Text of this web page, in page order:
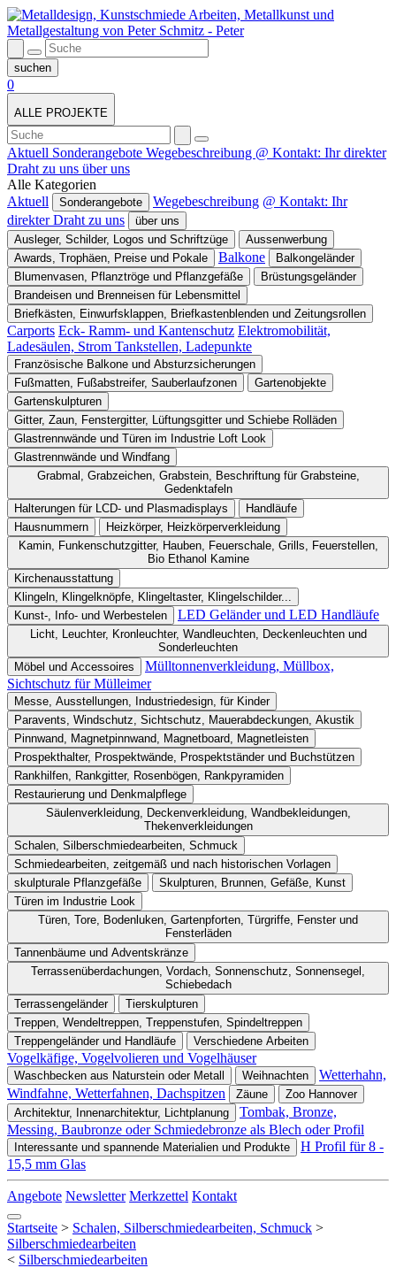
0
ALLE PROJEKTE
Aktuell Sonderangebote Wegebeschreibung @ Kontakt: Ihr direkter
Draht zu uns über uns
Alle Kategorien
Aktuell
Sonderangebote Wegebeschreibung @ Kontakt: Ihr
direkter Draht zu uns
über uns
Ausleger, Schilder, Logos und Schriftzüge
Aussenwerbung
Awards, Trophäen, Preise und Pokale
Balkone
Balkongeländer
Blumenvasen, Pflanztröge und Pflanzgefäße
Brüstungsgeländer
Brandeisen und Brenneisen für Lebensmittel
Briefkästen, Einwurfsklappen, Briefkastenblenden und Zeitungsrollen
Carports Eck- Ramm- und Kantenschutz Elektromobilität,
Ladesäulen, Strom Tankstellen, Ladepunkte
Französische Balkone und Absturzsicherungen
Fußmatten, Fußabstreifer, Sauberlaufzonen
Gartenobjekte
Gartenskulpturen
Gitter, Zaun, Fenstergitter, Lüftungsgitter und Schiebe Rolläden
Glastrennwände und Türen im Industrie Loft Look
Glastrennwände und Windfang
Grabmal, Grabzeichen, Grabstein, Beschriftung für Grabsteine,
Gedenktafeln
Halterungen für LCD- und Plasmadisplays
Handläufe
Hausnummern
Heizkörper, Heizkörperverkleidung
Kamin, Funkenschutzgitter, Hauben, Feuerschale, Grills, Feuerstellen,
Bio Ethanol Kamine
Kirchenausstattung
Klingeln, Klingelknöpfe, Klingeltaster, Klingelschilder...
Kunst-, Info- und Werbestelen
LED Geländer und LED Handläufe
Licht, Leuchter, Kronleuchter, Wandleuchten, Deckenleuchten und
Sonderleuchten
Möbel und Accessoires
Mülltonnenverkleidung, Müllbox,
Sichtschutz für Mülleimer
Messe, Ausstellungen, Industriedesign, für Kinder
Paravents, Windschutz, Sichtschutz, Mauerabdeckungen, Akustik
Pinnwand, Magnetpinnwand, Magnetboard, Magnetleisten
Prospekthalter, Prospektwände, Prospektständer und Buchstützen
Rankhilfen, Rankgitter, Rosenbögen, Rankpyramiden
Restaurierung und Denkmalpflege
Säulenverkleidung, Deckenverkleidung, Wandbekleidungen,
Thekenverkleidungen
Schalen, Silberschmiedearbeiten, Schmuck
Schmiedearbeiten, zeitgemäß und nach historischen Vorlagen
skulpturale Pflanzgefäße
Skulpturen, Brunnen, Gefäße, Kunst
Türen im Industrie Look
Türen, Tore, Bodenluken, Gartenpforten, Türgriffe, Fenster und
Fensterläden
Tannenbäume und Adventskränze
Terrassenüberdachungen, Vordach, Sonnenschutz, Sonnensegel,
Schiebedach
Terrassengeländer
Tierskulpturen
Treppen, Wendeltreppen, Treppenstufen, Spindeltreppen
Treppengeländer und Handläufe
Verschiedene Arbeiten
Vogelkäfige, Vogelvolieren und Vogelhäuser
Waschbecken aus Naturstein oder Metall Weihnachten
Wetterhahn,
Windfahne, Wetterfahnen, Dachspitzen
Zäune
Zoo Hannover
Architektur, Innenarchitektur, Lichtplanung
Tombak, Bronze,
Messing, Baubronze oder Schmiedebronze als Blech oder Profil
Interessante und spannende Materialien und Produkte
H Profil für 8 -
15,5 mm Glas
Angebote Newsletter Merkzettel Kontakt
Startseite > Schalen, Silberschmiedearbeiten, Schmuck >
Silberschmiedearbeiten
< Silberschmiedearbeiten